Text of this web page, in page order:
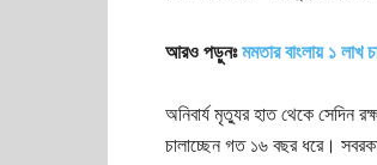
আরও পড়ুনঃমমতার বাংলায় ১ লাখ
অনিবার্য মৃত্যুর হাত থেকে সেদিন
চালাচ্ছেন গত ১৬ বছর ধরে।